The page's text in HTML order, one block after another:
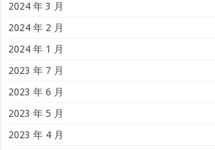
2024 年 3 月
2024 年 2 月
2024 年 1 月
2023 年 7 月
2023 年 6 月
2023 年 5 月
2023 年 4 月